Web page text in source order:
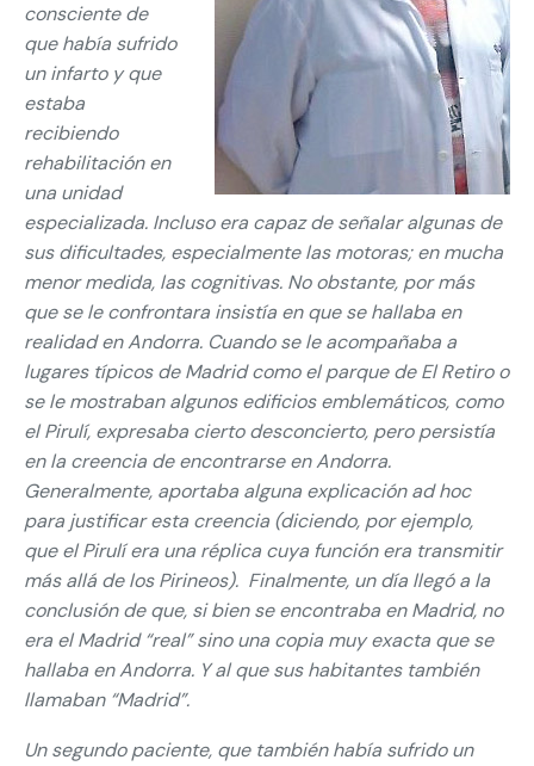
consciente de
que había sufrido
un infarto y que
estaba
recibiendo
rehabilitación en
una unidad
especializada. Incluso era capaz de señalar algunas de
sus dificultades, especialmente las motoras; en mucha
menor medida, las cognitivas. No obstante, por más
que se le confrontara insistía en que se hallaba en
realidad en Andorra. Cuando se le acompañaba a
lugares típicos de Madrid como el parque de El Retiro o
se le mostraban algunos edificios emblemáticos, como
el Pirulí, expresaba cierto desconcierto, pero persistía
en la creencia de encontrarse en Andorra.
Generalmente, aportaba alguna explicación ad hoc
para justificar esta creencia (diciendo, por ejemplo,
que el Pirulí era una réplica cuya función era transmitir
más allá de los Pirineos). Finalmente, un día llegó a la
conclusión de que, si bien se encontraba en Madrid, no
era el Madrid “real” sino una copia muy exacta que se
hallaba en Andorra. Y al que sus habitantes también
llamaban “Madrid”.
Un segundo paciente, que también había sufrido un